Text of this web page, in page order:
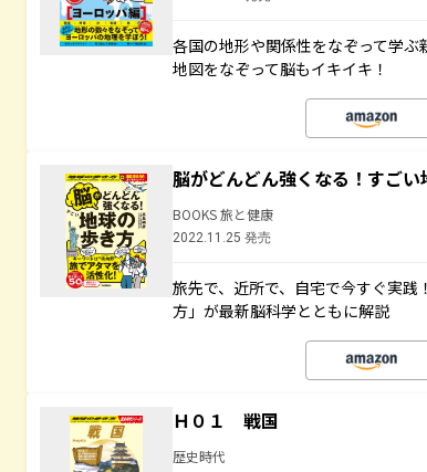
各国の地形や関係性をなぞって学
地図をなぞって脳もイキイキ！
脳がどんどん強くなる！すご
BOOKS 旅と健康
2022.11.25 発売
旅先で、近所で、自宅で今すぐ実
方」が最新脳科学とともに解説
Ｈ０１ 戦国
歴史時代